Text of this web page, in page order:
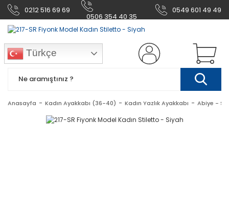
0212 516 69 69
0506 354 40 35
0549 601 49 49
Türkçe
Anasayfa Kadın Ayakkabı (36-40) Kadın Yazlık Ayakkabı Abiye -